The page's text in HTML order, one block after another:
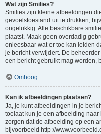
Wat zijn Smilies?
Smilies zijn kleine afbeeldingen
gevoelstoestand uit te drukken,
ongelukkig. Alle beschikbare
plaatst. Maak geen overdadig
onleesbaar wat er toe kan leiden
je bericht verwijdert. De
een bericht gebruikt mag worden,
Omhoog
Kan ik afbeeldingen plaatsen?
Ja, je kunt afbeeldingen in je
toelaat kun je een afbeelding
zorgen dat de afbeelding op een
bijvoorbeeld http://